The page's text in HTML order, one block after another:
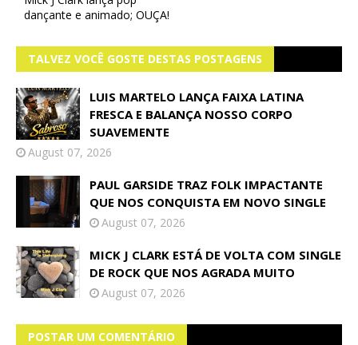
dançante e animado; OUÇA!
TALVEZ VOCÊ GOSTE DESTAS POSTAGENS
LUIS MARTELO LANÇA FAIXA LATINA
FRESCA E BALANÇA NOSSO CORPO
SUAVEMENTE
August 07, 2026
PAUL GARSIDE TRAZ FOLK IMPACTANTE
QUE NOS CONQUISTA EM NOVO SINGLE
August 07, 2026
MICK J CLARK ESTÁ DE VOLTA COM SINGLE
DE ROCK QUE NOS AGRADA MUITO
August 07, 2026
POSTAR UM COMENTÁRIO